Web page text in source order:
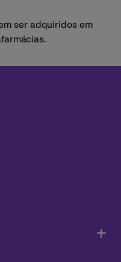
ser adquiridos em